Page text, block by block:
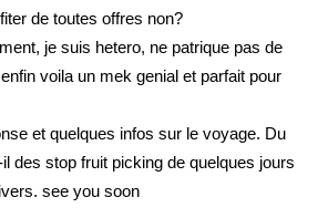
de toutes offres non?
je suis hetero, ne patrique pas de
voila un mek genial et parfait pour
et quelques infos sur le voyage. Du
des stop fruit picking de quelques jours
see you soon